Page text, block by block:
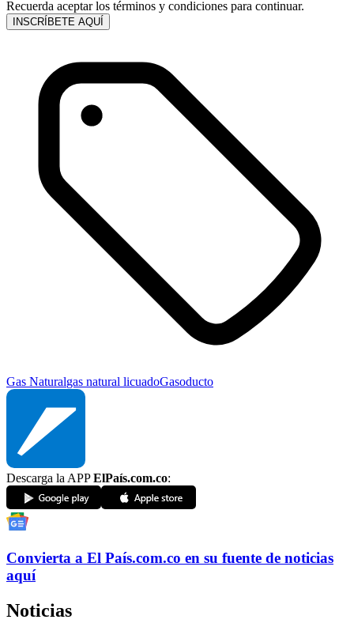
Recuerda aceptar los términos y condiciones para continuar.
INSCRÍBETE AQUÍ
Gas Naturalgas natural licuadoGasoducto
Descarga la APPElPaís.com.co:
Convierta a El País.com.co en su fuente de noticias
aquí
Noticias